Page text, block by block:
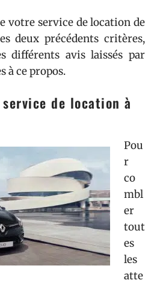
votre service de location de
deux précédents critères,
différents avis laissés par
à ce propos.
de location à
Pou
r
co
mbl
er
tout
es
les
atte